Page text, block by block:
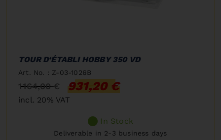
TOUR D‘ÉTABLI HOBBY 350 VD
Art. No. : Z-03-1026B
1 164,00 € 931,20 €
incl. 20% VAT
In Stock
Deliverable in 2-3 business days